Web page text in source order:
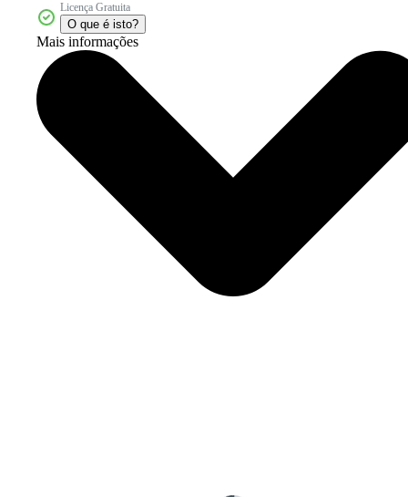
Licença Gratuita
O que é isto?
Mais informações